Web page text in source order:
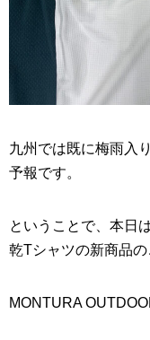
九州では既に梅雨入
予報です。
ということで、本日
乾Tシャツの新商品の
MONTURA